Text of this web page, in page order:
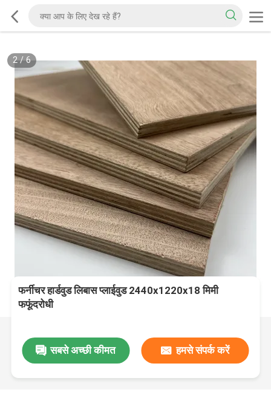
2/6
फर्नीचर हार्डवुड लिबास प्लाईवुड 2440x1220x18 मिमी
फफूंदरोधी
सबसे अच्छी कीमत हमसे संपर्क करें